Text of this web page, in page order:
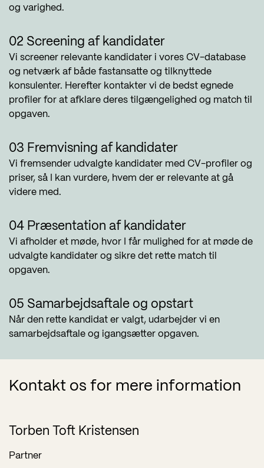
og varighed.
02 Screening af kandidater
Vi screener relevante kandidater i vores CV-database
og netværk af både fastansatte og tilknyttede
konsulenter. Herefter kontakter vi de bedst egnede
profiler for at afklare deres tilgængelighed og match til
opgaven.
03 Fremvisning af kandidater
Vi fremsender udvalgte kandidater med CV-profiler og
priser, så I kan vurdere, hvem der er relevante at gå
videre med.
04 Præsentation af kandidater
Vi afholder et møde, hvor I får mulighed for at møde de
udvalgte kandidater og sikre det rette match til
opgaven.
05 Samarbejdsaftale og opstart
Når den rette kandidat er valgt, udarbejder vi en
samarbejdsaftale og igangsætter opgaven.
Kontakt os for mere information
Torben Toft Kristensen
Partner